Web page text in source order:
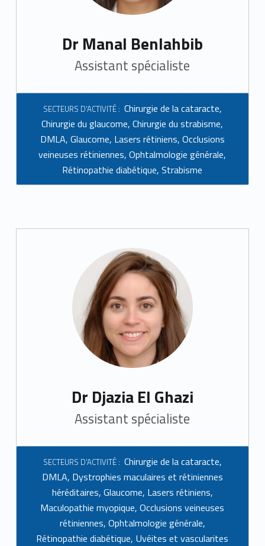
Dr Manal Benlahbib
Assistant spécialiste
SECTEURS D'ACTIVITÉ : Chirurgie de la cataracte,
Chirurgie du glaucome,Chirurgie du strabisme,
DMLA, Glaucome, Lasers rétiniens, Occlusions
veineuses rétiniennes,Ophtalmologie générale,
Rétinopathie diabétique,Strabisme
Dr Djazia El Ghazi
Assistant spécialiste
SECTEURS D'ACTIVITÉ : Chirurgie de la cataracte,
DMLA, Dystrophies maculaires et rétiniennes
héréditaires, Glaucome, Lasers rétiniens,
Maculopathie myopique,Occlusions veineuses
rétiniennes, Ophtalmologie générale,
Rétinopathie diabétique, Uvéites et vascularites